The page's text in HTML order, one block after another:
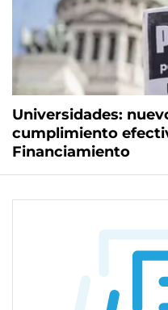
Universidades:
cumplimiento
Financiamiento